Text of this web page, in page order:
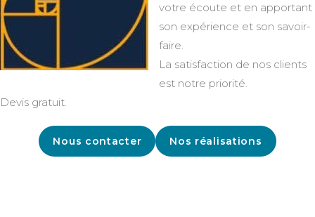
votre écoute et en apportant
son expérience et son savoir-
faire.
La satisfaction de nos clients
est notre priorité.
Devis gratuit.
Nous contacter Nos réalisations